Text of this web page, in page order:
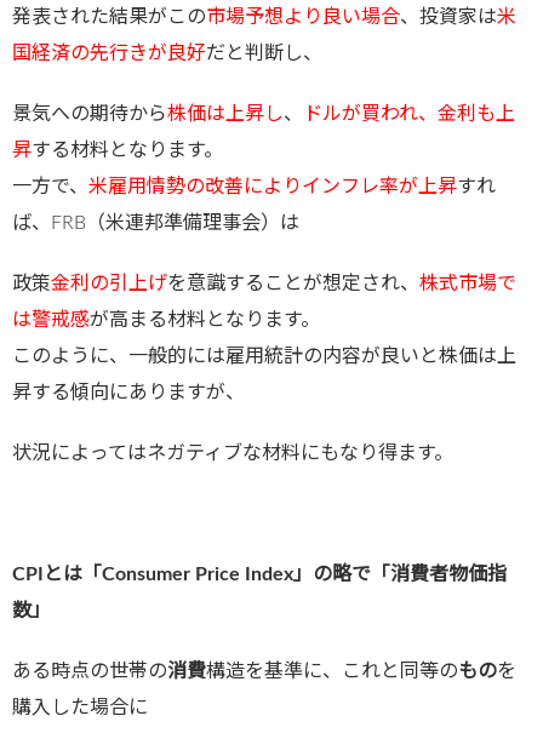
発表された結果がこの市場予想より良い場合、投資家は米
国経済の先行きが良好だと判断し、
景気への期待から株価は上昇し、
ドルが買われ、金利も上
昇する材料となります。
一方で、 米雇用情勢の改善によりインフレ率が上昇すれ
ば、FRB（米連邦準備理事会）は
政策金利の引上げを意識することが想定され、 株式市場で
は警戒感が高まる材料となります。
このように、一般的には雇用統計の内容が良いと株価は上
昇する傾向にありますが、
状況によってはネガティブな材料にもなり得ます。
CPIとは「Consumer Price Index」の略で「消費者物価指
数」
ある時点の世帯の消費構造を基準に、これと同等のものを
購入した場合に